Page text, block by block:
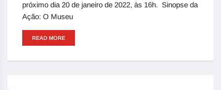
próximo dia 20 de janeiro de 2022, às 16h. Sinopse da
Ação: O Museu
READ MORE